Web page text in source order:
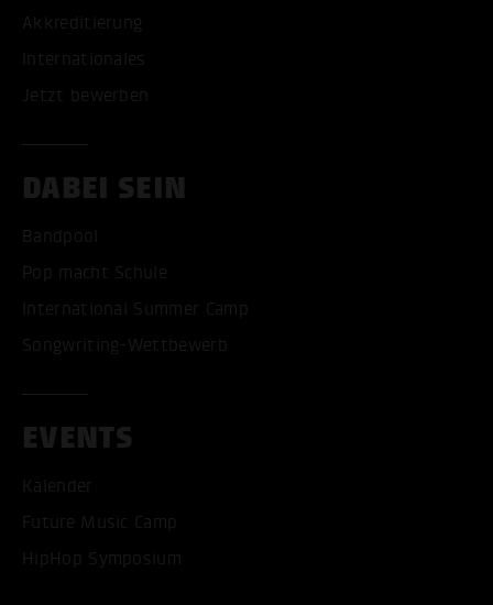
Akkreditierung
Internationales
Jetzt bewerben
DABEI SEIN
Bandpool
Pop macht Schule
International Summer Camp
Songwriting-Wettbewerb
EVENTS
Kalender
Future Music Camp
HipHop Symposium